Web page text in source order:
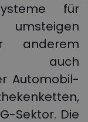
für
anderem
auch
Automobil-
Sektor. Die